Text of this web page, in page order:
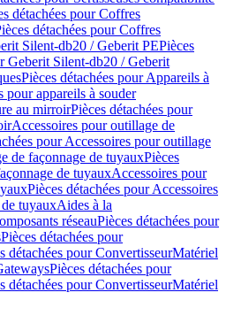
détachées pour Coffres
détachées pour Coffres
Silent-db20 / Geberit PEPièces
Geberit Silent-db20 / Geberit
Pièces détachées pour Appareils à
pour appareils à souder
au mirroirPièces détachées pour
Accessoires pour outillage de
pour Accessoires pour outillage
de façonnage de tuyauxPièces
de tuyauxAccessoires pour
Pièces détachées pour Accessoires
tuyauxAides à la
réseauPièces détachées pour
Pièces détachées pour
détachées pour ConvertisseurMatériel
Pièces détachées pour
détachées pour ConvertisseurMatériel